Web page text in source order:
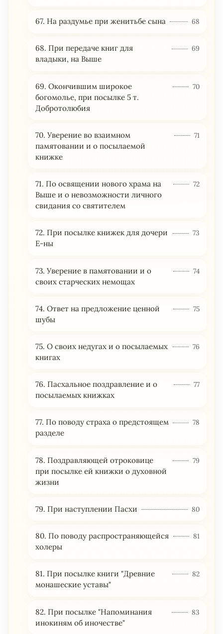
67. На раздумье при женитьбе сына 68
68. При передаче книг для
владыки, на Выше
69
69. Окончившим широкое
богомолье, при посылке 5 т.
Добротолюбия
70
70. Уверение во взаимном
памятовании и о посылаемой
книжке
71
71. По освящении нового храма на
Выше и о невозможности личного
свидания со святителем
72
72. При посылке книжек для дочери
Е-ны
73
73. Уверение в памятовании и о
своих старческих немощах
74
74. Ответ на предложение ценной
шубы
75
75. О своих недугах и о посылаемых
книгах
76
76. Пасхальное поздравление и о
посылаемых книжках
77
77. По поводу страха о предстоящем
разделе
78
78. Поздравляющей отроковице
при посылке ей книжки о духовной
жизни
79
79. При наступлении Пасхи 80
80. По поводу распространяющейся
холеры
81
81. При посылке книги "Древние
монашеские уставы"
82
82. При посылке "Напоминания
инокиням об иночестве"
83